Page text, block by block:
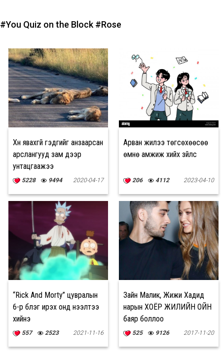
#You Quiz on the Block #Rose
Хүн явахгүй гэдгийг анзаарсан
арслангууд зам дээр
унтацгаажээ
5228 9494 2020-04-17
Арван жилээ төгсөхөөсөө
өмнө амжиж хийх зүйлс
206 4112 2023-04-10
“Rick And Morty” цувралын
6-р бүлэг ирэх онд нээлтээ
хийнэ
557 2523 2021-11-16
Зайн Малик, Жижи Хадид
нарын ХОЁР ЖИЛИЙН ОЙН
баяр боллоо
525 9126 2017-11-20